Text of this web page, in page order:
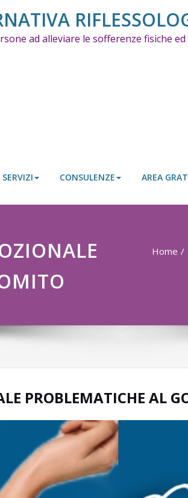
ad alleviare le sofferenze fisiche
SERVIZI CONSULENZE AREA
Home
PROBLEMATICHE AL